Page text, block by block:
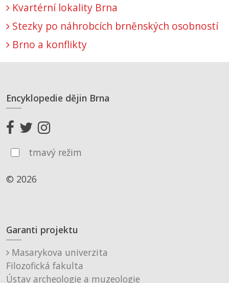
Kvartérní lokality Brna
Stezky po náhrobcích brněnských osobností
Brno a konflikty
Encyklopedie dějin Brna
tmavý režim
© 2026
Garanti projektu
Masarykova univerzita
Filozofická fakulta
Ústav archeologie a muzeologie